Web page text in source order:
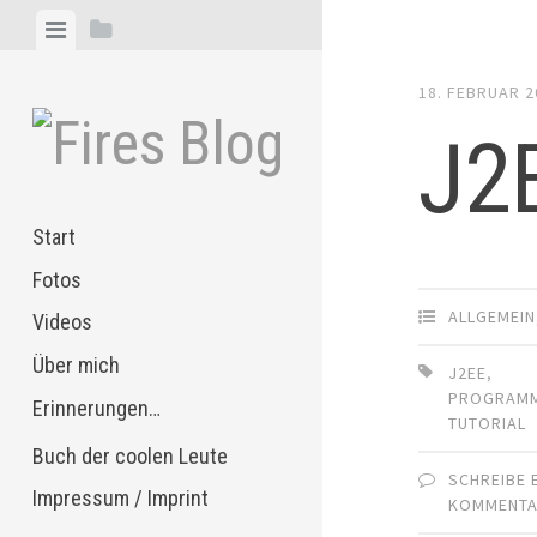
MenüSeitenleiste
Start
Fotos
Videos
Über mich
Erinnerungen…
Buch der coolen Leute
Impressum / Imprint
18. FEBRUAR
ALLGEMEIN
J2EE,
TUTORIAL
SCHREIBE